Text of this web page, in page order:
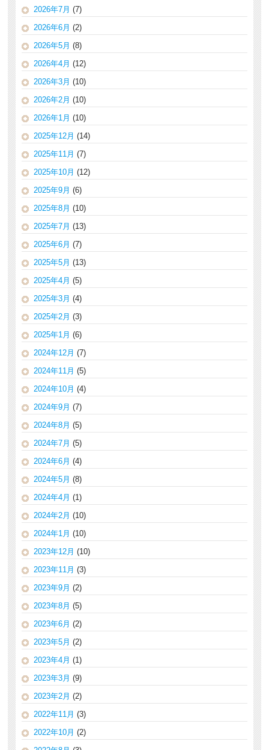
2026年7月 (7)
2026年6月 (2)
2026年5月 (8)
2026年4月 (12)
2026年3月 (10)
2026年2月 (10)
2026年1月 (10)
2025年12月 (14)
2025年11月 (7)
2025年10月 (12)
2025年9月 (6)
2025年8月 (10)
2025年7月 (13)
2025年6月 (7)
2025年5月 (13)
2025年4月 (5)
2025年3月 (4)
2025年2月 (3)
2025年1月 (6)
2024年12月 (7)
2024年11月 (5)
2024年10月 (4)
2024年9月 (7)
2024年8月 (5)
2024年7月 (5)
2024年6月 (4)
2024年5月 (8)
2024年4月 (1)
2024年2月 (10)
2024年1月 (10)
2023年12月 (10)
2023年11月 (3)
2023年9月 (2)
2023年8月 (5)
2023年6月 (2)
2023年5月 (2)
2023年4月 (1)
2023年3月 (9)
2023年2月 (2)
2022年11月 (3)
2022年10月 (2)